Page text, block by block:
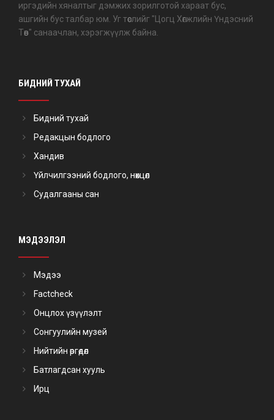
иргэдийн хяналтыг дэмжих зорилготой хараат бус,
ашгийн бус талбар юм. Уг төслийг "Цогц Хөгжлийн Үндэсний
Төв" санаачлан, хэрэгжүүлж байна.
БИДНИЙ ТУХАЙ
Бидний тухай
Редакцын бодлого
Хандив
Үйлчилгээний бодлого, нөхцөл
Судалгааны сан
МЭДЭЭЛЭЛ
Мэдээ
Factcheck
Онцлох үзүүлэлт
Сонгуулийн музей
Нийтийн өргөдөл
Батлагдсан хууль
Ирц